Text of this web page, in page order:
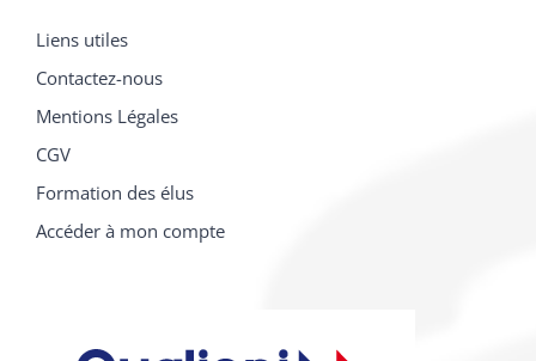
Liens utiles
Contactez-nous
Mentions Légales
CGV
Formation des élus
Accéder à mon compte